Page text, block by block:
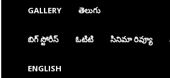
GALLERY తెలుగు
బిగ్ స్టోరీస్ ఓటిటి సినిమా రివ్యూ
ENGLISH